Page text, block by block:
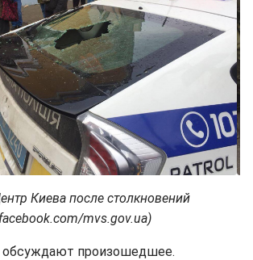
Киева после столкновений
mvs.gov.ua)
обсуждают произошедшее.